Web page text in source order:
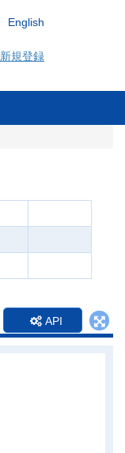
English
新規登録
API